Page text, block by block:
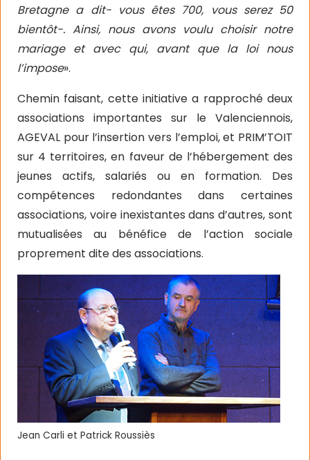
Bretagne a dit- vous êtes 700, vous serez 50
bientôt-. Ainsi, nous avons voulu choisir notre
mariage et avec qui, avant que la loi nous
l’impose».
Chemin faisant, cette initiative a rapproché deux
associations importantes sur le Valenciennois,
AGEVAL pour l’insertion vers l’emploi, et PRIM’TOIT
sur 4 territoires, en faveur de l’hébergement des
jeunes actifs, salariés ou en formation. Des
compétences redondantes dans certaines
associations, voire inexistantes dans d’autres, sont
mutualisées au bénéfice de l’action sociale
proprement dite des associations.
Jean Carli et Patrick Roussiès